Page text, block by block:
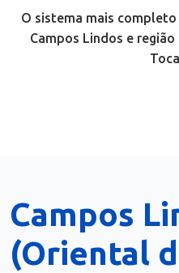
O sistema mais
Campos Lindos e
Campos
(Oriental